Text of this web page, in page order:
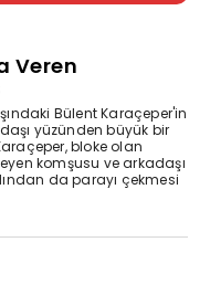
Veren
Bülent Karaçeper'in
yüzünden büyük bir
bloke olan
komşusu ve arkadaşı
da parayı çekmesi